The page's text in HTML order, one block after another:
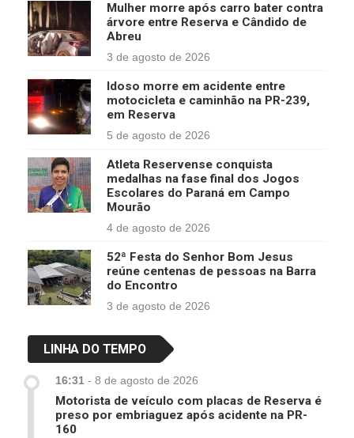
Mulher morre após carro bater contra
árvore entre Reserva e Cândido de
Abreu
3 de agosto de 2026
Idoso morre em acidente entre
motocicleta e caminhão na PR-239,
em Reserva
5 de agosto de 2026
Atleta Reservense conquista
medalhas na fase final dos Jogos
Escolares do Paraná em Campo
Mourão
4 de agosto de 2026
52ª Festa do Senhor Bom Jesus
reúne centenas de pessoas na Barra
do Encontro
3 de agosto de 2026
LINHA DO TEMPO
16:31 - 8 de agosto de 2026
Motorista de veículo com placas de Reserva é
preso por embriaguez após acidente na PR-
160